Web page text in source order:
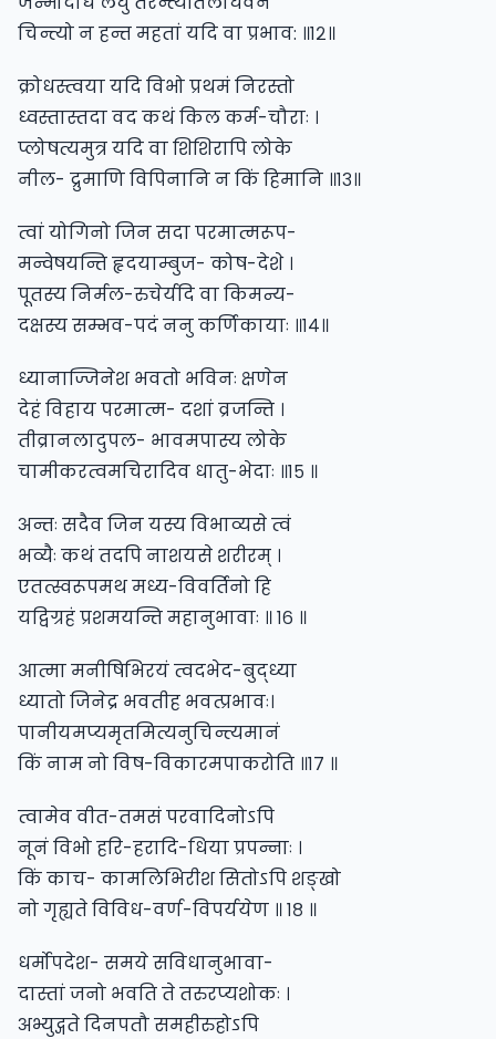
चिन्त्यो न हन्त महतां यदि वा प्रभाव: ॥१२॥
क्रोधस्त्वया यदि विभो प्रथमं निरस्तो
ध्वस्तास्तदा वद कथं किल कर्म-चौराः ।
प्लोषत्यमुत्र यदि वा शिशिरापि लोके
नील- द्रुमाणि विपिनानि न किं हिमानि ॥१३॥
त्वां योगिनो जिन सदा परमात्मरूप-
मन्वेषयन्ति हृदयाम्बुज- कोष-देशे ।
पूतस्य निर्मल-रुचेर्यदि वा किमन्य-
दक्षस्य सम्भव-पदं ननु कर्णिकायाः ॥१४॥
ध्यानाज्जिनेश भवतो भविनः क्षणेन
देहं विहाय परमात्म- दशां व्रजन्ति ।
तीव्रानलादुपल- भावमपास्य लोके
चामीकरत्वमचिरादिव धातु-भेदाः ॥१५ ॥
अन्तः सदैव जिन यस्य विभाव्यसे त्वं
भव्यैः कथं तदपि नाशयसे शरीरम् ।
एतत्स्वरूपमथ मध्य-विवर्तिनो हि
यद्विग्रहं प्रशमयन्ति महानुभावाः ॥ १६ ॥
आत्मा मनीषिभिरयं त्वदभेद-बुद्ध्या
ध्यातो जिनेद्र भवतीह भवत्प्रभावः।
पानीयमप्यमृतमित्यनुचिन्त्यमानं
किं नाम नो विष-विकारमपाकरोति ॥१७ ॥
त्वामेव वीत-तमसं परवादिनोऽपि
नूनं विभो हरि-हरादि-धिया प्रपन्नाः ।
किं काच- कामलिभिरीश सितोऽपि शङ्खो
नो गृह्यते विविध-वर्ण-विपर्ययेण ॥ १८ ॥
धर्मोपदेश- समये सविधानुभावा-
दास्तां जनो भवति ते तरुरप्यशोकः ।
अभ्युद्गते दिनपतौ समहीरुहोऽपि